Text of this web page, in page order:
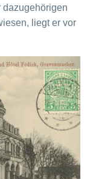
dazugehörigen
liegt er vor